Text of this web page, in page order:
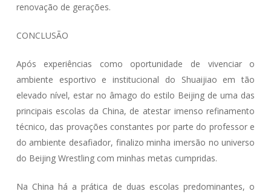
renovação de gerações.
CONCLUSÃO
Após experiências como oportunidade de vivenciar o
ambiente esportivo e institucional do Shuaijiao em tão
elevado nível, estar no âmago do estilo Beijing de uma das
principais escolas da China, de atestar imenso refinamento
técnico, das provações constantes por parte do professor e
do ambiente desafiador, finalizo minha imersão no universo
do Beijing Wrestling com minhas metas cumpridas.
Na China há a prática de duas escolas predominantes, o